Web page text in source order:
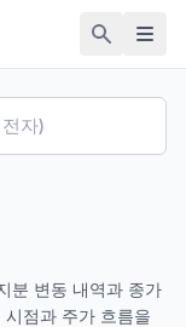
분 변동 내역과 종가
점과 주가 흐름을